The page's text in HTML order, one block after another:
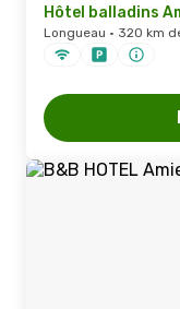
Hôtel balladins
Longueau · 320 km